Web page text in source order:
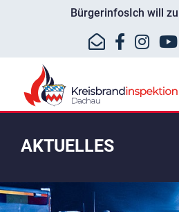
BürgerinfosIch will
AKTUELLES